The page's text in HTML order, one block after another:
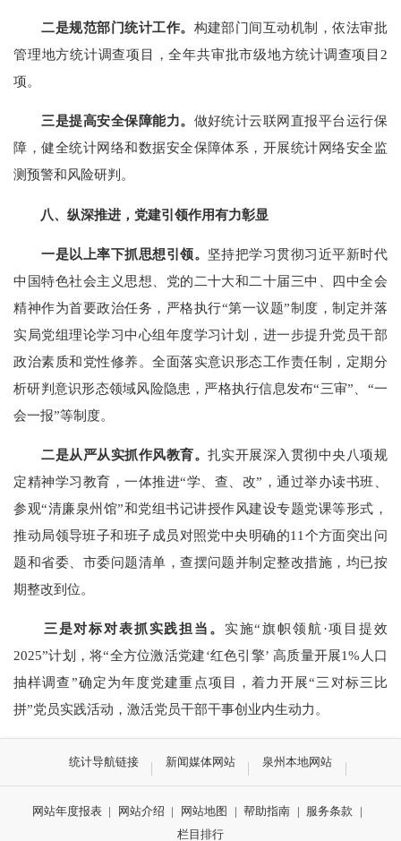
二是规范部门统计工作。 构建部门间互动机制，依法审批
管理地方统计调查项目，全年共审批市级地方统计调查项目 2
项。
三是提高安全保障能力。 做好统计云联网直报平台运行保
障，健全统计网络和数据安全保障体系，开展统计网络安全监
测预警和风险研判。
八、纵深推进，党建引领作用有力彰显
一是以上率下抓思想引领。 坚持把学习贯彻习近平新时代
中国特色社会主义思想
党的二十大和二十届三中、四中全会
精神作为首要政治任务，严格执行“第一议题”制度，制定并落
实局党组理论学习中心组年度学习计划，进一步提升党员干部
政治素质和党性修养。全面落实意识形态工作责任制，定期分
析研判意识形态领域风险隐患，严格执行信息发布“三审” “一
会一报”等制度。
二是从严从实抓作风教育。 扎实开展深入贯彻中央八项规
定精神学习教育，一体推进“学、查、改” ，通过举办读书班、
参观“清廉泉州馆”和党组书记讲授作风建设专题党课等形式，
推动局领导班子和班子成员对照党中央明确的11 个方面突出问
题和省委、市委问题清单，查摆问题并制定整改措施，均已按
期整改到位。
三是对标对表抓实践担当。 实施“旗帜领航·项目提效
2025”计划，将“全方位激活党建‘红色引擎’高质量开展1% 人口
抽样调查”确定为年度党建重点项目，着力开展“三对标三比
拼”党员实践活动，激活党员干部干事创业内生动力。
统计导航链接 新闻媒体网站 泉州本地网站
网站年度报表 | 网站介绍 | 网站地图 | 帮助指南 | 服务条款
|
栏目排行